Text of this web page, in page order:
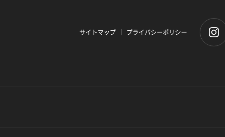
サイトマップ プライバシーポリシー